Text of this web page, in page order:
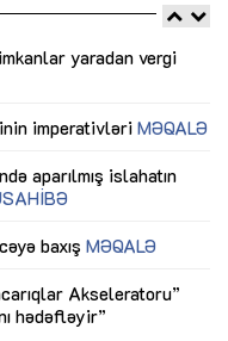
yaradan vergi
imperativləri MƏQALƏ
aparılmış islahatın
baxış MƏQALƏ
Akseleratoru”
hədəfləyir”